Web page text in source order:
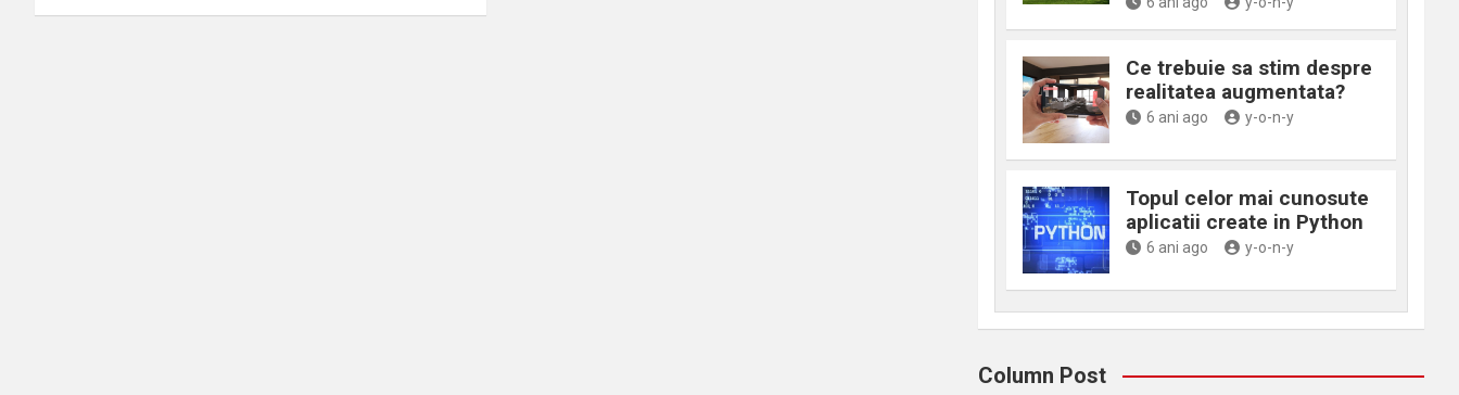
Ce trebuie sa stim despre
realitatea augmentata?
6 ani ago y-o-n-y
Topul celor mai cunosute
aplicatii create in Python
6 ani ago y-o-n-y
Column Post